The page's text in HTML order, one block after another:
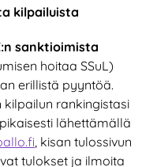
kilpailuista
sanktioimista
hoitaa SSuL)
erillistä pyyntöä.
rankingistasi
lähettämällä
, kisan tulossivun
tulokset ja ilmoita